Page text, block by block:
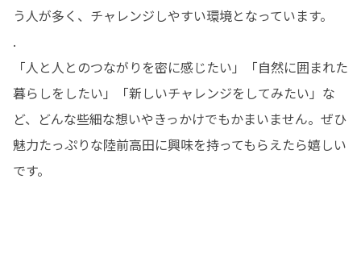
う人が多く、チャレンジしやすい環境となっています。
.
「人と人とのつながりを密に感じたい」「自然に囲まれた
暮らしをしたい」「新しいチャレンジをしてみたい」な
ど、どんな些細な想いやきっかけでもかまいません。ぜひ
魅力たっぷりな陸前高田に興味を持ってもらえたら嬉しい
です。